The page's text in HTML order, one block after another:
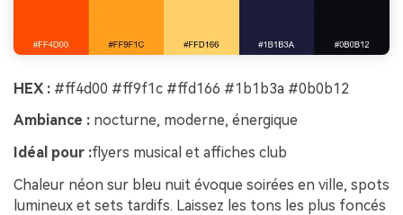
HEX : #ff4d00 #ff9f1c #ffd166 #1b1b3a #0b0b12
Ambiance : nocturne, moderne, énergique
Idéal pour :flyers musical et affiches club
Chaleur néon sur bleu nuit évoque soirées en ville, spots
lumineux et sets tardifs. Laissez les tons les plus foncés